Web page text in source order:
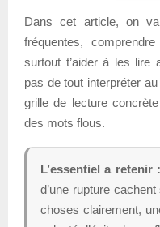
Dans cet article, on
fréquentes,
surtout t’aider à les lire
pas de tout interpréter
grille de lecture
des mots flous.
L’essentiel a retenir :
d’une rupture
choses clairement,